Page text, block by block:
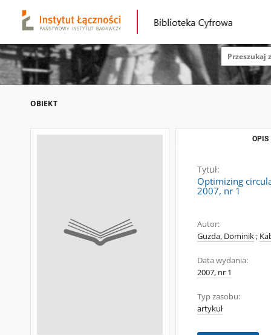
OBIEKT
OPIS
Tytuł:
Optimizing
2007, nr 1
Autor:
Guzda, Dominik;
Data wydania:
2007, nr 1
Typ zasobu:
artykuł